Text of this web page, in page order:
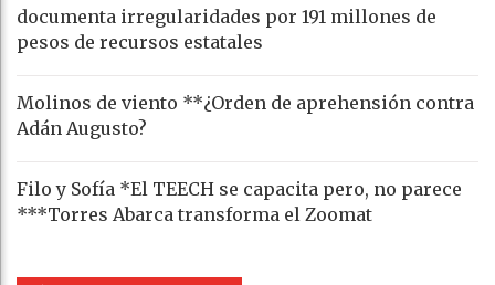
documenta irregularidades por 191 millones de
pesos de recursos estatales
Molinos de viento **¿Orden de aprehensión contra
Adán Augusto?
Filo y Sofía *El TEECH se capacita pero, no parece
***Torres Abarca transforma el Zoomat